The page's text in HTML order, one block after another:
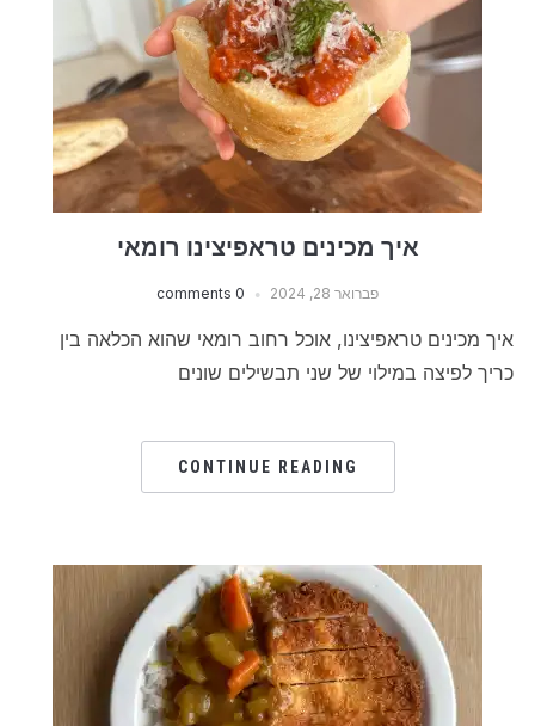
איך מכינים טראפיצינו רומאי
פברואר 28, 2024 0 comments
איך מכינים טראפיצינו, אוכל רחוב רומאי שהוא הכלאה בין
כריך לפיצה במילוי של שני תבשילים שונים
CONTINUE READING